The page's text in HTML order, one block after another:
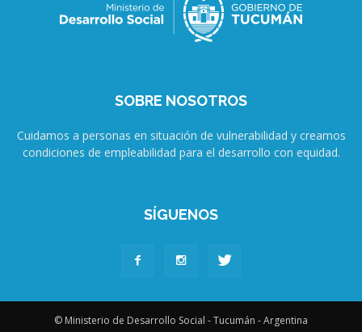
SOBRE NOSOTROS
Cuidamos a personas en situación de vulnerabilidad y creamos
condiciones de empleabilidad para el desarrollo con equidad.
SÍGUENOS
© Ministerio de Desarrollo Social - Tucumán - Argentina